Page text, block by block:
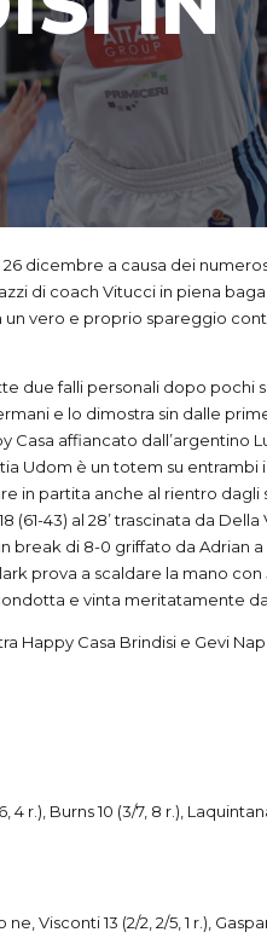
dicembre a causa dei
di coach Vitucci in piena
vero e proprio spareggio
due falli personali dopo pochi
e lo dimostra sin dalle
affiancato dall’argentino
Udom è un totem su
in partita anche al rientro
43) al 28’ trascinata da
di 8-0 griffato da Adrian a
prova a scaldare la mano
e vinta meritatamente
Casa Brindisi e Gevi
4 r.), Burns 10 (3/7, 8 r.),
Visconti 13 (2/2, 2/5, 1 r.),